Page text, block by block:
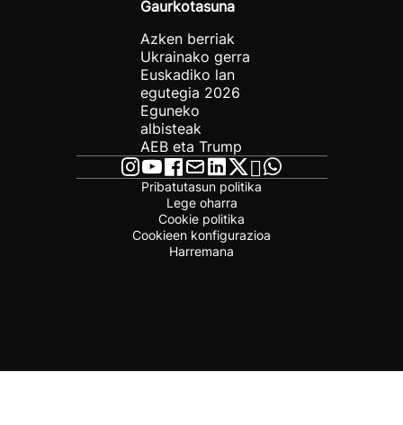
Gaurkotasuna
Azken berriak
Ukrainako gerra
Euskadiko lan
egutegia 2026
Eguneko
albisteak
AEB eta Trump
Pribatutasun politika
Lege oharra
Cookie politika
Cookieen konfigurazioa
Harremana